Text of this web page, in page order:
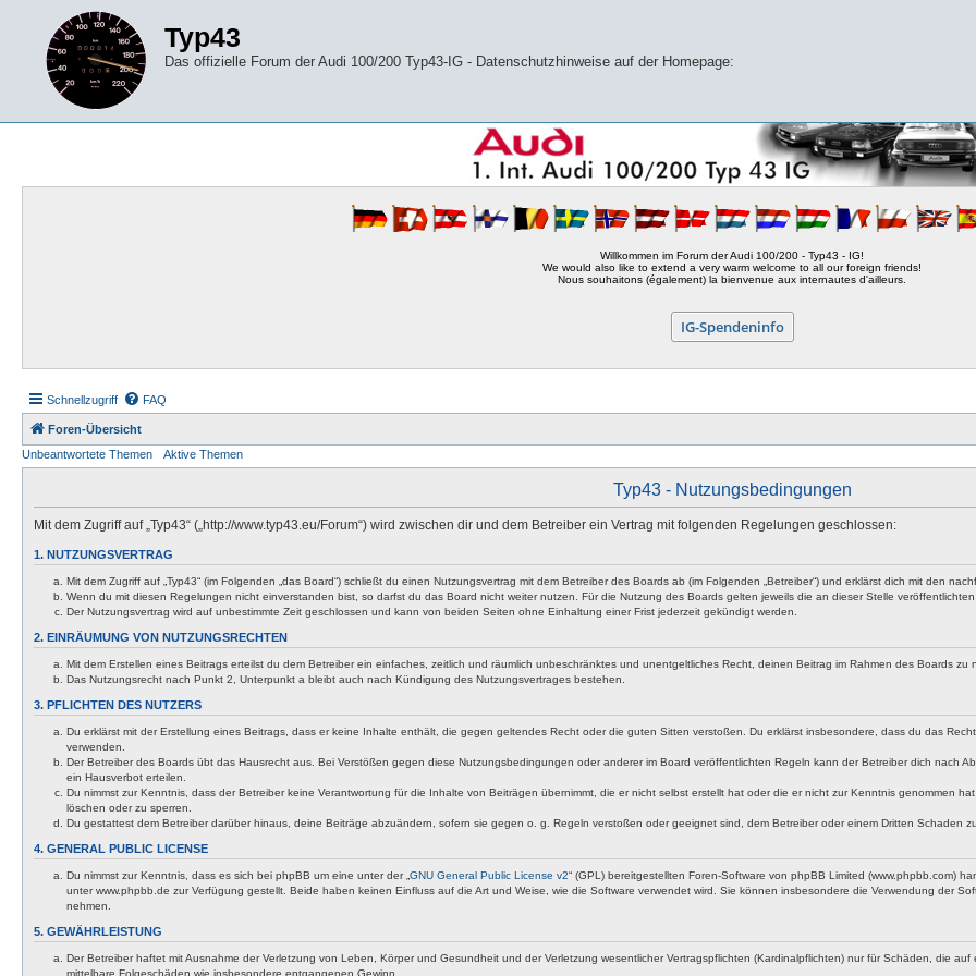
Typ43
Das offizielle Forum der Audi 100/200 Typ43-IG - Datenschutzhinweise auf der Homepage:
Willkommen im Forum der Audi 100/200 - Typ43 - IG!
We would also like to extend a very warm welcome to all our foreign friends!
Nous souhaitons (également) la bienvenue aux internautes d'ailleurs.
IG-Spendeninfo
Schnellzugriff FAQ
Foren-Übersicht
Unbeantwortete Themen
Aktive Themen
Typ43 - Nutzungsbedingungen
Mit dem Zugriff auf „Typ43“ („http://www.typ43.eu/Forum“) wird zwischen dir und dem Betreiber ein Vertrag mit folgenden Regelungen geschlossen:
1. NUTZUNGSVERTRAG
Mit dem Zugriff auf „Typ43“ (im Folgenden „das Board“) schließt du einen Nutzungsvertrag mit dem Betreiber des Boards ab (im Folgenden „Betreiber“) und erklärst dich mit den
Wenn du mit diesen Regelungen nicht einverstanden bist, so darfst du das Board nicht weiter nutzen. Für die Nutzung des Boards gelten jeweils die an dieser Stelle veröffentlichten
Der Nutzungsvertrag wird auf unbestimmte Zeit geschlossen und kann von beiden Seiten ohne Einhaltung einer Frist jederzeit gekündigt werden.
2. EINRÄUMUNG VON NUTZUNGSRECHTEN
Mit dem Erstellen eines Beitrags erteilst du dem Betreiber ein einfaches, zeitlich und räumlich unbeschränktes und unentgeltliches Recht, deinen Beitrag im Rahmen des Boards zu
Das Nutzungsrecht nach Punkt 2, Unterpunkt a bleibt auch nach Kündigung des Nutzungsvertrages bestehen.
3. PFLICHTEN DES NUTZERS
Du erklärst mit der Erstellung eines Beitrags, dass er keine Inhalte enthält, die gegen geltendes Recht oder die guten Sitten verstoßen. Du erklärst insbesondere, dass du das
verwenden.
Der Betreiber des Boards übt das Hausrecht aus. Bei Verstößen gegen diese Nutzungsbedingungen oder anderer im Board veröffentlichten Regeln kann der Betreiber dich nach
ein Hausverbot erteilen.
Du nimmst zur Kenntnis, dass der Betreiber keine Verantwortung für die Inhalte von Beiträgen übernimmt, die er nicht selbst erstellt hat oder die er nicht zur Kenntnis genommen
löschen oder zu sperren.
Du gestattest dem Betreiber darüber hinaus, deine Beiträge abzuändern, sofern sie gegen o. g. Regeln verstoßen oder geeignet sind, dem Betreiber oder einem Dritten Schaden
4. GENERAL PUBLIC LICENSE
Du nimmst zur Kenntnis, dass es sich bei phpBB um eine unter der „ GNU General Public License v2“ (GPL) bereitgestellten Foren-Software von phpBB Limited (www.phpbb.com)
unter www.phpbb.de zur Verfügung gestellt. Beide haben keinen Einfluss auf die Art und Weise, wie die Software verwendet wird. Sie können insbesondere die Verwendung der
nehmen.
5. GEWÄHRLEISTUNG
Der Betreiber haftet mit Ausnahme der Verletzung von Leben, Körper und Gesundheit und der Verletzung wesentlicher Vertragspflichten (Kardinalpflichten) nur für Schäden, die
mittelbare Folgeschäden wie insbesondere entgangenen Gewinn.